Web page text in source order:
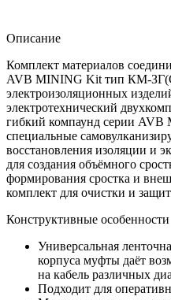
Описание
Комплект материалов
AVB MINING Kit тип КМ-
электроизоляционных
электротехнический
гибкий компаунд серии AVB
специальные
восстановления изоляции и
для создания объёмного
формирования сростка и
комплект для очистки и
Конструктивные особенности
Универсальная
корпуса муфты даёт
на кабель различных
Подходит для